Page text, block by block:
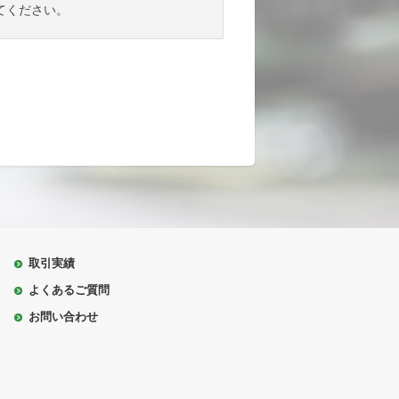
ださい。
取引実績
よくあるご質問
お問い合わせ